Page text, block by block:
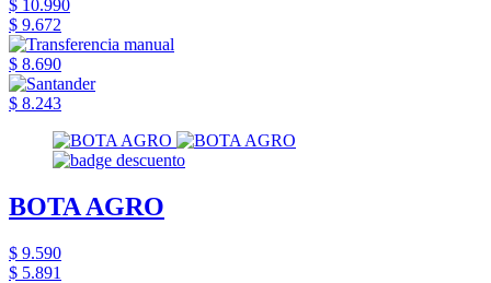
$ 10.990
$ 9.672
$ 8.690
$ 8.243
BOTA AGRO
$ 9.590
$ 5.891